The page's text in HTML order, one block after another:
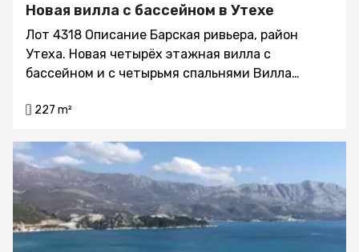
Новая вилла с бассейном в Утехе
Лот 4318 Описание Барская ривьера, район
Утеха. Новая четырёх этажная вилла с
бассейном и с четырьмя спальнями Вилла
моря 50м Вид на море Площадь 227 кв.м.
автомобиля Открытый бассейн Технические
помещения Высокое качество строительства и
отделки, натуральные материалы, инсталляция
для кондиционеров и соларных батарей -
окончена, Канализация – септик Городское
водоснабжение Резервные танки для воды 22
227 m²